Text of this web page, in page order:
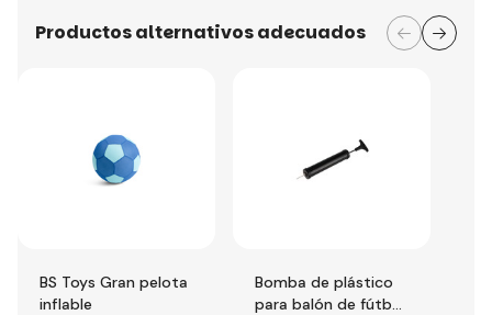
Productos alternativos adecuados
BS Toys Gran pelota
inflable
Bomba de plástico
para balón de fútbol